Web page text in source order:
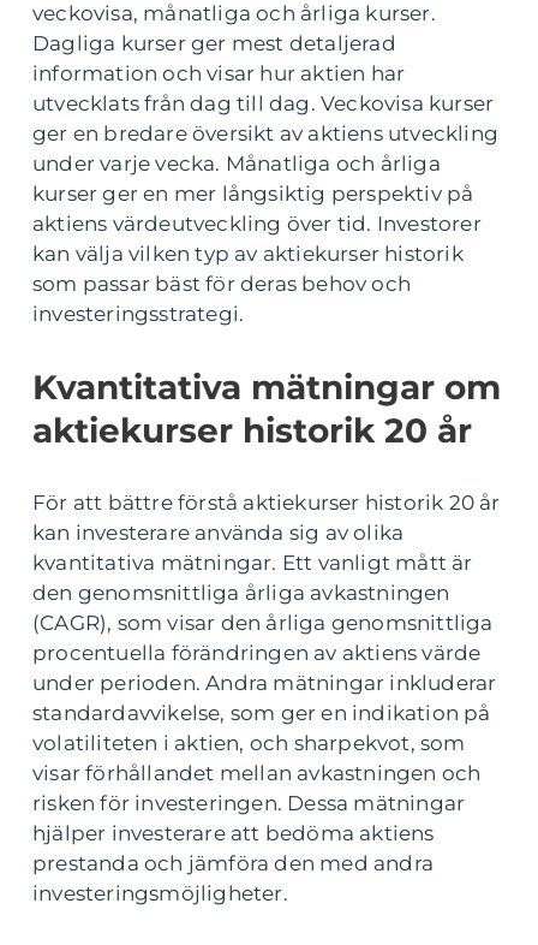
veckovisa, månatliga och årliga kurser.
Dagliga kurser ger mest detaljerad
information och visar hur aktien har
utvecklats från dag till dag. Veckovisa kurser
ger en bredare översikt av aktiens utveckling
under varje vecka. Månatliga och årliga
kurser ger en mer långsiktig perspektiv på
aktiens värdeutveckling över tid. Investorer
kan välja vilken typ av aktiekurser historik
som passar bäst för deras behov och
investeringsstrategi.
Kvantitativa mätningar om
aktiekurser historik 20 år
För att bättre förstå aktiekurser historik 20 år
kan investerare använda sig av olika
kvantitativa mätningar. Ett vanligt mått är
den genomsnittliga årliga avkastningen
(CAGR), som visar den årliga genomsnittliga
procentuella förändringen av aktiens värde
under perioden. Andra mätningar inkluderar
standardavvikelse, som ger en indikation på
volatiliteten i aktien, och sharpekvot, som
visar förhållandet mellan avkastningen och
risken för investeringen. Dessa mätningar
hjälper investerare att bedöma aktiens
prestanda och jämföra den med andra
investeringsmöjligheter.